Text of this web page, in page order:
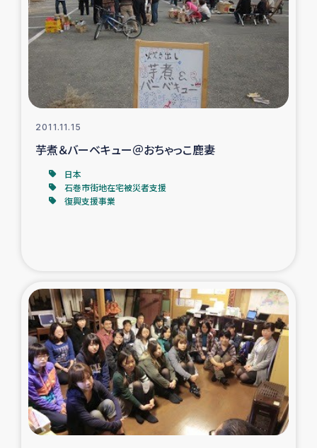
ガザ地区での公園の緑化を通じた支援事業
ガザ地区における被災住民への緊急支援
ガザ地区酪農を通した女性グループの生計支援
ふりかけ普及と食生活改善による栄養改善事業
フェアトレード事業
緊急支援事業
食べる
トルコ・シリア地震被災者支援
デニヤヤ小規模紅茶農家支援
コーヒー生産者支援
2011.11.15
芋煮＆バーベキュー＠おちゃっこ鹿妻
日本
石巻市街地在宅被災者支援
復興支援事業